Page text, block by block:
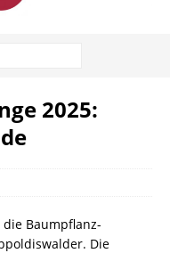
2025:
Baumpflanz-
Die